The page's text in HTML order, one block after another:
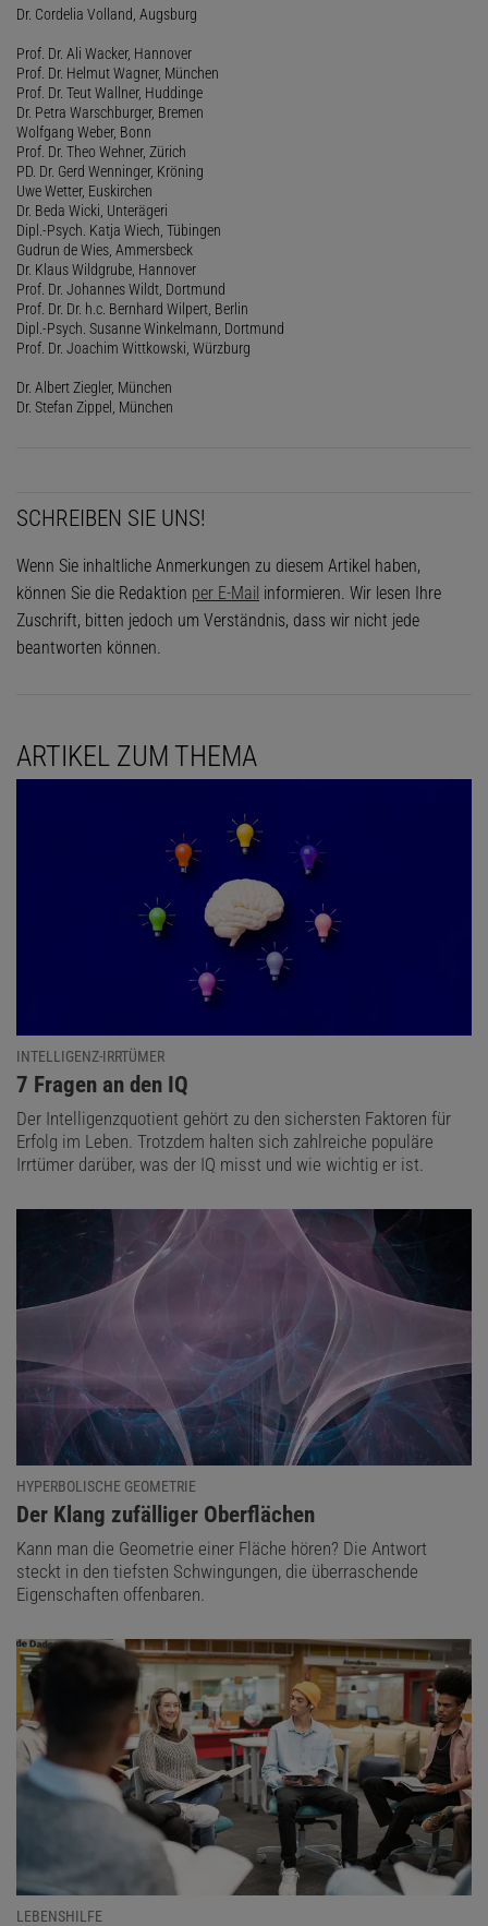
Dr. Cordelia Volland, Augsburg
Prof. Dr. Ali Wacker, Hannover
Prof. Dr. Helmut Wagner, München
Prof. Dr. Teut Wallner, Huddinge
Dr. Petra Warschburger, Bremen
Wolfgang Weber, Bonn
Prof. Dr. Theo Wehner, Zürich
PD. Dr. Gerd Wenninger, Kröning
Uwe Wetter, Euskirchen
Dr. Beda Wicki, Unterägeri
Dipl.-Psych. Katja Wiech, Tübingen
Gudrun de Wies, Ammersbeck
Dr. Klaus Wildgrube, Hannover
Prof. Dr. Johannes Wildt, Dortmund
Prof. Dr. Dr. h.c. Bernhard Wilpert, Berlin
Dipl.-Psych. Susanne Winkelmann, Dortmund
Prof. Dr. Joachim Wittkowski, Würzburg
Dr. Albert Ziegler, München
Dr. Stefan Zippel, München
SCHREIBEN SIE UNS!
Wenn Sie inhaltliche Anmerkungen zu diesem Artikel haben,
können Sie die Redaktion per E-Mail informieren. Wir lesen Ihre
Zuschrift, bitten jedoch um Verständnis, dass wir nicht jede
beantworten können.
ARTIKEL ZUM THEMA
INTELLIGENZ-IRRTÜMER
:
7 Fragen an den IQ
Der Intelligenzquotient gehört zu den sichersten Faktoren für
Erfolg im Leben. Trotzdem halten sich zahlreiche populäre
Irrtümer darüber, was der IQ misst und wie wichtig er ist.
HYPERBOLISCHE GEOMETRIE
:
Der Klang zufälliger Oberflächen
Kann man die Geometrie einer Fläche hören? Die Antwort
steckt in den tiefsten Schwingungen, die überraschende
Eigenschaften offenbaren.
LEBENSHILFE